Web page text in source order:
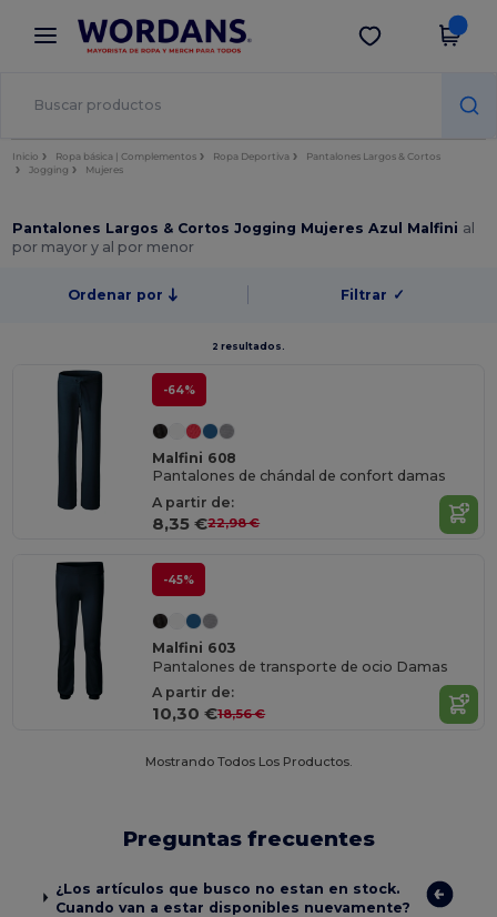
× App de Wordans
¡Mejores precios en app!
Descargar app
Inicio Ropa básica | Complementos Ropa Deportiva
Pantalones Largos & Cortos
Jogging
Mujeres
Pantalones Largos & Cortos Jogging Mujeres Azul Malfini al
por mayor y al por menor
Ordenar por Filtrar ✓
2 resultados.
-64%
Malfini 608
Pantalones de chándal de confort damas
A partir de:
8,35 €22,98 €
-45%
Malfini 603
Pantalones de transporte de ocio Damas
A partir de:
10,30 €18,56 €
Mostrando Todos Los Productos.
Preguntas frecuentes
¿Los artículos que busco no estan en stock.
Cuando van a estar disponibles nuevamente?